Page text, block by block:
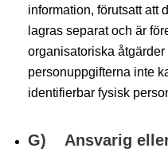
information, förutsatt att
lagras separat och är
organisatoriska
personuppgifterna inte
identifierbar fysisk
G) Ansvarig